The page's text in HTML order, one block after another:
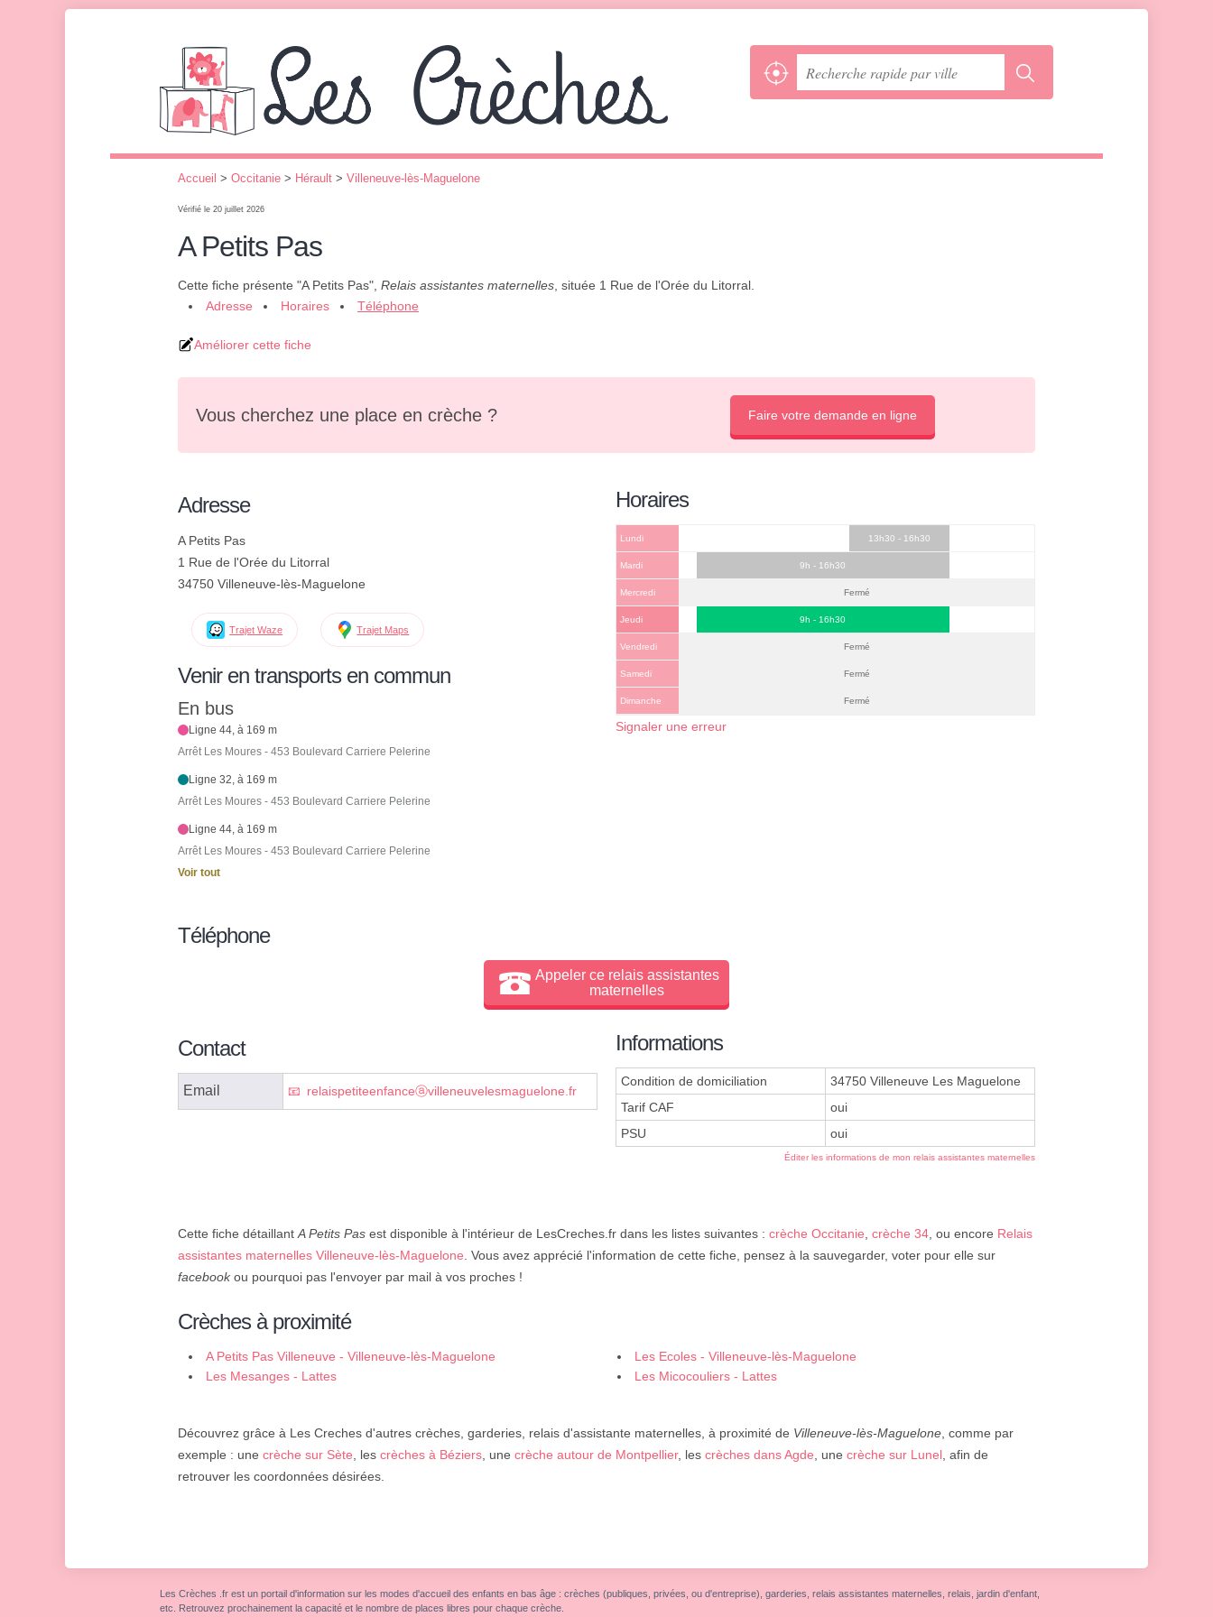
Accueil > Occitanie > Hérault > Villeneuve-lès-Maguelone
Vérifié le 20 juillet 2026
A Petits Pas
Cette fiche présente "A Petits Pas", Relais assistantes maternelles , située 1 Rue de l'Orée du Litorral.
Adresse
Horaires Téléphone
Améliorer cette fiche
Vous cherchez une place en crèche ? Faire votre demande en ligne
Adresse
A Petits Pas
1 Rue de l'Orée du Litorral
34750 Villeneuve-lès-Maguelone
Trajet Waze Trajet Maps
Venir en transports en commun
En bus
Ligne 44, à 169 m
Arrêt Les Moures - 453 Boulevard Carriere Pelerine
Ligne 32, à 169 m
Arrêt Les Moures - 453 Boulevard Carriere Pelerine
Ligne 44, à 169 m
Arrêt Les Moures - 453 Boulevard Carriere Pelerine
Voir tout
Horaires
Lundi 13h30 - 16h30
Mardi 9h - 16h30
Mercredi Fermé
Jeudi 9h - 16h30
Vendredi Fermé
Samedi Fermé
Dimanche Fermé
Signaler une erreur
Téléphone
Appeler ce relais assistantes
maternelles
Contact
Email relaispetiteenfanceⓐvilleneuvelesmaguelone.fr
Informations
Condition de domiciliation
34750 Villeneuve Les Maguelone
Tarif CAF
oui
PSU
oui
Éditer les informations de mon relais assistantes maternelles
Cette fiche détaillantA Petits Pas est disponible à l'intérieur de LesCreches.fr dans les listes suivantes : crèche Occitanie, crèche 34, ou encore Relais
assistantes maternelles Villeneuve-lès-Maguelone. Vous avez apprécié l'information de cette fiche, pensez à la sauvegarder, voter pour elle sur
facebookou pourquoi pas l'envoyer par mail à vos proches !
Crèches à proximité
A Petits Pas Villeneuve - Villeneuve-lès-Maguelone
Les Ecoles - Villeneuve-lès-Maguelone
Les Mesanges - Lattes
Les Micocouliers - Lattes
Découvrez grâce à Les Creches d'autres crèches, garderies, relais d'assistante maternelles, à proximité de Villeneuve-lès-Maguelone, comme par
exemple : une crèche sur Sète, les crèches à Béziers, une crèche autour de Montpellier, les crèches dans Agde, une crèche sur Lunel, afin de
retrouver les coordonnées désirées.
Les Crèches .fr est un portail d'information sur les modes d'accueil des enfants en bas âge : crèches (publiques, privées, ou d'entreprise), garderies, relais assistantes maternelles, relais, jardin d'enfant,
etc. Retrouvez prochainement la capacité et le nombre de places libres pour chaque crèche.